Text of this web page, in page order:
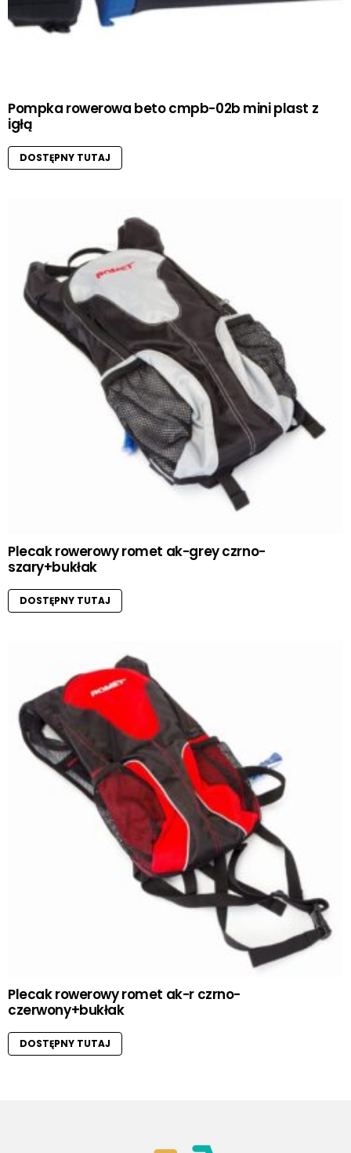
Pompka rowerowa beto cmpb-02b mini plast z
igłą
DOSTĘPNY TUTAJ
Plecak rowerowy romet ak-grey czrno-
szary+bukłak
DOSTĘPNY TUTAJ
Plecak rowerowy romet ak-r czrno-
czerwony+bukłak
DOSTĘPNY TUTAJ